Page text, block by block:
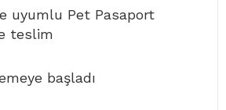
uyumlu Pet Pasaport
teslim
başladı